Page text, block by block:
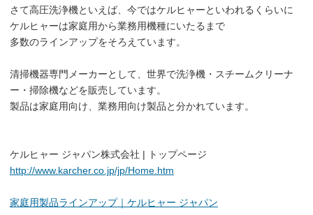
さて高圧洗浄機といえば、今ではケルヒャーといわれるくらいに
ケルヒャーは家庭用から業務用機種にいたるまで
多数のラインアップをそろえています。
清掃機器専門メーカーとして、世界で洗浄機・スチームクリーナ
ー・掃除機などを販売しています。
製品は家庭用向け、業務用向け製品と分かれています。
ケルヒャー ジャパン株式会社 | トップページ
http://www.karcher.co.jp/jp/Home.htm
家庭用製品ラインアップ｜ケルヒャー ジャパン